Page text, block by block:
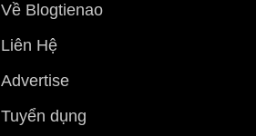
Về Blogtienao
Liên Hệ
Advertise
Tuyển dụng